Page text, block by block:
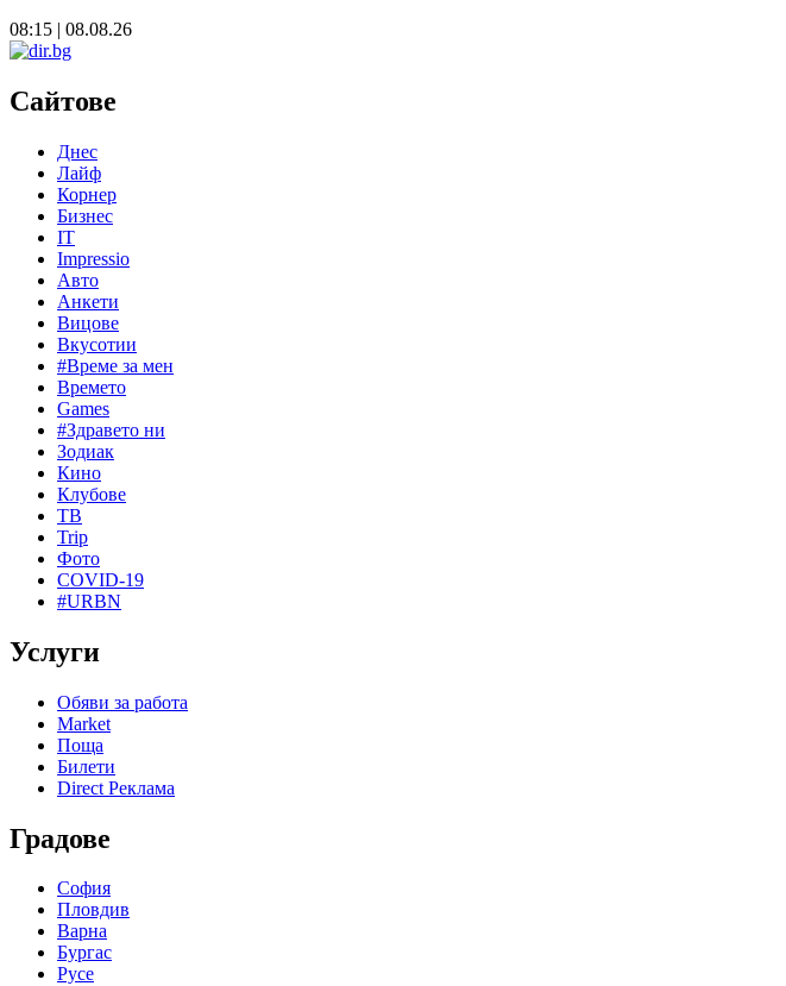
08:15 | 08.08.26
Сайтове
Днес
Лайф
Корнер
Бизнес
IT
Impressio
Авто
Анкети
Вицове
Вкусотии
#Време за мен
Времето
Games
#Здравето ни
Зодиак
Кино
Клубове
ТВ
Trip
Фото
COVID-19
#URBN
Услуги
Обяви за работа
Market
Поща
Билети
Direct Реклама
Градове
София
Пловдив
Варна
Бургас
Русе